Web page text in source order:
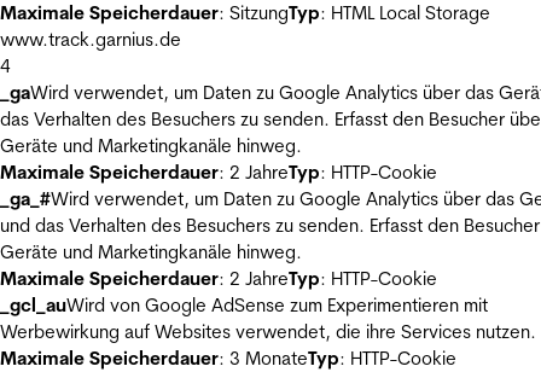
Maximale Speicherdauer: SitzungTyp: HTML Local Storage
www.track.garnius.de
4
_gaWird verwendet, um Daten zu Google Analytics über das
das Verhalten des Besuchers zu senden. Erfasst den Besucher
Geräte und Marketingkanäle hinweg.
Maximale Speicherdauer: 2 JahreTyp: HTTP-Cookie
_ga_#Wird verwendet, um Daten zu Google Analytics über das
und das Verhalten des Besuchers zu senden. Erfasst den
Geräte und Marketingkanäle hinweg.
Maximale Speicherdauer: 2 JahreTyp: HTTP-Cookie
_gcl_auWird von Google AdSense zum Experimentieren mit
Werbewirkung auf Websites verwendet, die ihre Services nutzen.
Maximale Speicherdauer: 3 MonateTyp: HTTP-Cookie